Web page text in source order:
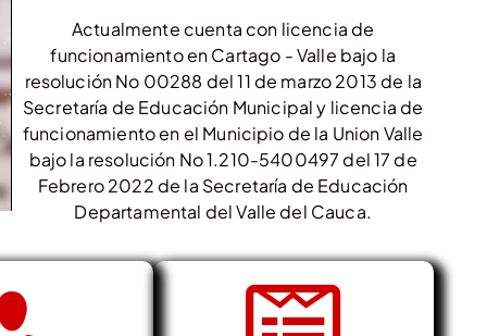
Actualmente cuenta con licencia de
funcionamiento en Cartago - Valle bajo la
resolución No 00288 del 11 de marzo 2013 de la
Secretaría de Educación Municipal y licencia de
funcionamiento en el Municipio de la Union Valle
bajo la resolución No 1.210-5400497 del 17 de
Febrero 2022 de la Secretaría de Educación
Departamental del Valle del Cauca.